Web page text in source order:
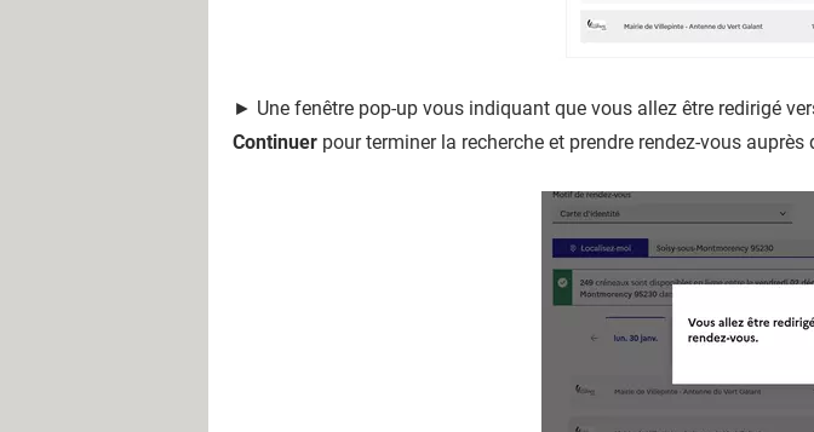
► Une fenêtre pop-up vous indiquant que vous allez être redirigé
Continuer pour terminer la recherche et prendre rendez-vous auprès